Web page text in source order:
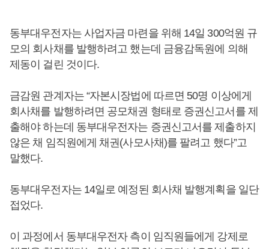
동부대우전자는 사업자금 마련을 위해 14일 300억원 규
모의 회사채를 발행하려고 했는데 금융감독원에 의해
제동이 걸린 것이다.
금감원 관계자는 “자본시장법에 따르면 50명 이상에게
회사채를 발행하려면 공모채권 형태로 증권신고서를 제
출해야 하는데 동부대우전자는 증권신고서를 제출하지
않은 채 임직원에게 채권(사모사채)를 팔려고 했다”고
말했다.
동부대우전자는 14일로 예정된 회사채 발행계획을 일단
접었다.
이 과정에서 동부대우전자 측이 임직원들에게 강제로